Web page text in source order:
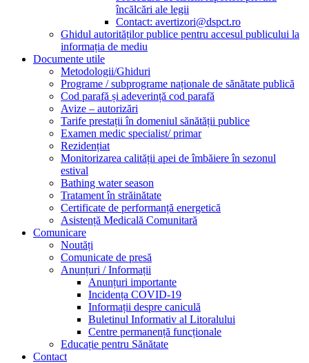
încălcări ale legii
Contact: avertizori@dspct.ro
Ghidul autorităților publice pentru accesul publicului la
informația de mediu
Documente utile
Metodologii/Ghiduri
Programe / subprograme naționale de sănătate publică
Cod parafă și adeverință cod parafă
Avize – autorizări
Tarife prestații în domeniul sănătății publice
Examen medic specialist/ primar
Rezidențiat
Monitorizarea calității apei de îmbăiere în sezonul
estival
Bathing water season
Tratament în străinătate
Certificate de performanță energetică
Asistență Medicală Comunitară
Comunicare
Noutăți
Comunicate de presă
Anunțuri / Informații
Anunțuri importante
Incidența COVID-19
Informații despre caniculă
Buletinul Informativ al Litoralului
Centre permanență funcționale
Educație pentru Sănătate
Contact